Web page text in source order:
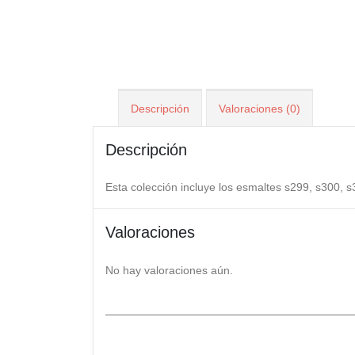
Descripción Valoraciones (0)
Descripción
Esta colección incluye los esmaltes s299, s300,
Valoraciones
No hay valoraciones aún.